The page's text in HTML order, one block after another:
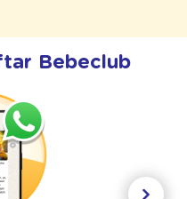
Bebeclub